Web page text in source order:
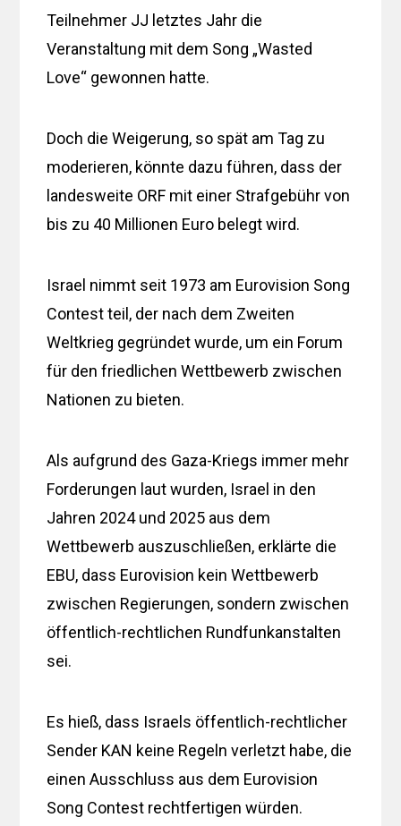
Teilnehmer JJ letztes Jahr die
Veranstaltung mit dem Song „Wasted
Love“ gewonnen hatte.
Doch die Weigerung, so spät am Tag zu
moderieren, könnte dazu führen, dass der
landesweite ORF mit einer Strafgebühr von
bis zu 40 Millionen Euro belegt wird.
Israel nimmt seit 1973 am Eurovision Song
Contest teil, der nach dem Zweiten
Weltkrieg gegründet wurde, um ein Forum
für den friedlichen Wettbewerb zwischen
Nationen zu bieten.
Als aufgrund des Gaza-Kriegs immer mehr
Forderungen laut wurden, Israel in den
Jahren 2024 und 2025 aus dem
Wettbewerb auszuschließen, erklärte die
EBU, dass Eurovision kein Wettbewerb
zwischen Regierungen, sondern zwischen
öffentlich-rechtlichen Rundfunkanstalten
sei.
Es hieß, dass Israels öffentlich-rechtlicher
Sender KAN keine Regeln verletzt habe, die
einen Ausschluss aus dem Eurovision
Song Contest rechtfertigen würden.